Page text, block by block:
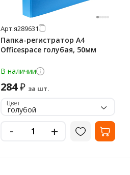
Арт.я289631
Папка-регистратор А4
Officespace голубая, 50мм
В наличии
284₽ за шт.
Цвет
голубой
- +